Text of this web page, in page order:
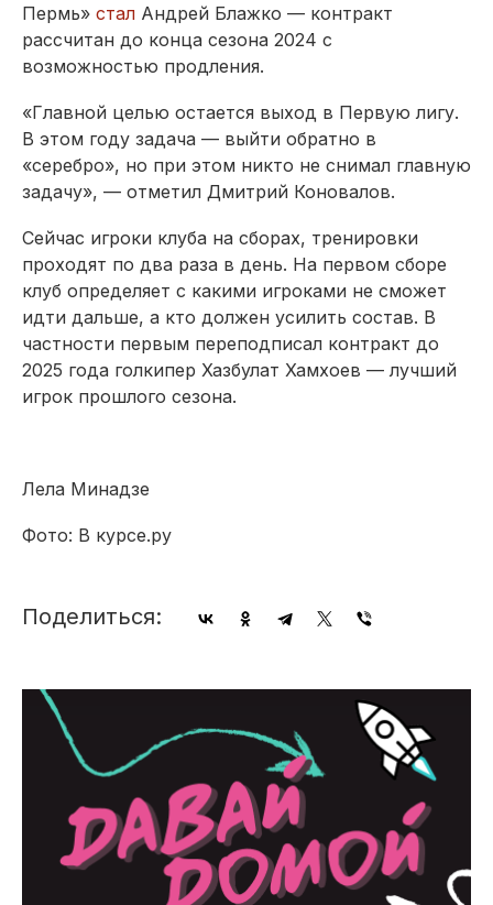
Пермь» стал Андрей Блажко — контракт
рассчитан до конца сезона 2024 с
возможностью продления.
«Главной целью остается выход в Первую лигу.
В этом году задача — выйти обратно в
«серебро», но при этом никто не снимал главную
задачу», — отметил Дмитрий Коновалов.
Сейчас игроки клуба на сборах, тренировки
проходят по два раза в день. На первом сборе
клуб определяет с какими игроками не сможет
идти дальше, а кто должен усилить состав. В
частности первым переподписал контракт до
2025 года голкипер Хазбулат Хамхоев — лучший
игрок прошлого сезона.
Лела Минадзе
Фото: В курсе.ру
Поделиться: